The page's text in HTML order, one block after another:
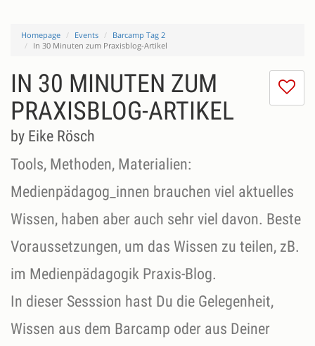
Homepage Events
Barcamp Tag 2
In 30 Minuten zum Praxisblog-Artikel
I
IN 30 MINUTEN ZUM
PRAXISBLOG-ARTIKEL
by Eike Rösch
Tools, Methoden, Materialien:
Medienpädagog_innen brauchen viel aktuelles
Wissen, haben aber auch sehr viel davon. Beste
Voraussetzungen, um das Wissen zu teilen, zB.
im Medienpädagogik Praxis-Blog.
In dieser Sesssion hast Du die Gelegenheit,
Wissen aus dem Barcamp oder aus Deiner